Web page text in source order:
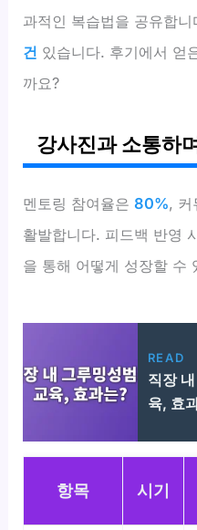
과적인 복습법을 공유합
건 있습니다. 후기에서 얻
까요?
강사진과 소통하
멘토링 참여율은80%, 커
활발합니다. 피드백 반영
을 통해 어떻게 성장할 수
READ
직장
육, 효
항목 시기